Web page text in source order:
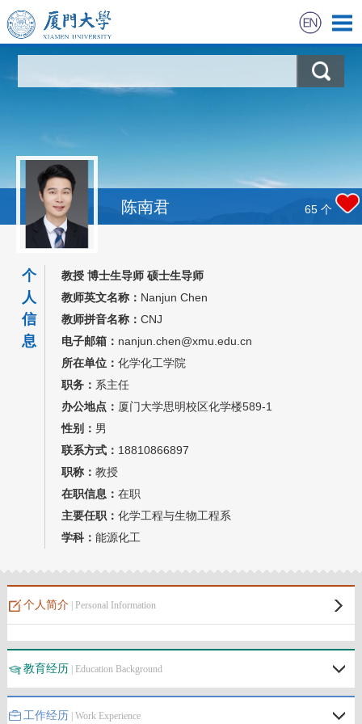
教学研究
获奖信息
招生信息
学生信息
我的相册
教师博客
陈南君 65 个
个
人
信
息
教授 博士生导师 硕士生导师
教师英文名称： Nanjun Chen
教师拼音名称： CNJ
电子邮箱： nanjun.chen@xmu.edu.cn
所在单位： 化学化工学院
职务： 系主任
办公地点： 厦门大学思明校区化学楼589-1
性别： 男
联系方式： 18810866897
职称： 教授
在职信息： 在职
主要任职： 化学工程与生物工程系
学科： 能源化工
个人简介| Personal Information
教育经历 | Education Background
工作经历 | Work Experience